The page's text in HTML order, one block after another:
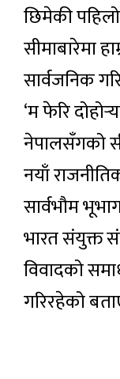
छिमेकी
सीमाबारेमा
सार्वजनिक
‘म फेरि
नेपालसँगको
नयाँ
सार्वभौम
भारत संयुक्त
विवादको
गरिरहेको